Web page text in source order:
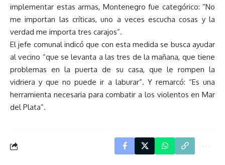
implementar estas armas, Montenegro fue categórico: “No
me importan las críticas, uno a veces escucha cosas y la
verdad me importa tres carajos”.
El jefe comunal indicó que con esta medida se busca ayudar
al vecino “que se levanta a las tres de la mañana, que tiene
problemas en la puerta de su casa, que le rompen la
vidriera y que no puede ir a laburar”. Y remarcó: “Es una
herramienta necesaria para combatir a los violentos en Mar
del Plata”.